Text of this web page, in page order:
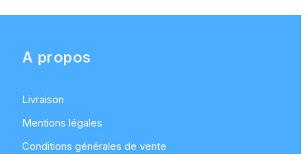
A propos
Livraison
Mentions légales
Conditions générales de vente